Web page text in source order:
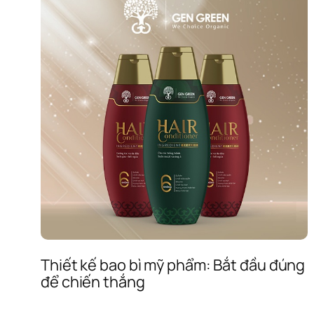
Thiết kế bao bì mỹ phẩm: Bắt đầu đúng
để chiến thắng